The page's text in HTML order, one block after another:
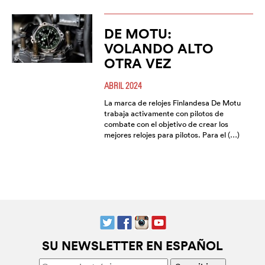
DE MOTU:
VOLANDO ALTO
OTRA VEZ
ABRIL 2024
La marca de relojes Finlandesa De Motu
trabaja activamente con pilotos de
combate con el objetivo de crear los
mejores relojes para pilotos. Para el (…)
SU NEWSLETTER EN ESPAÑOL